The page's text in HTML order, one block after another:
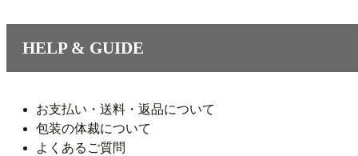
HELP & GUIDE
お支払い・送料・返品について
包装の体裁について
よくあるご質問